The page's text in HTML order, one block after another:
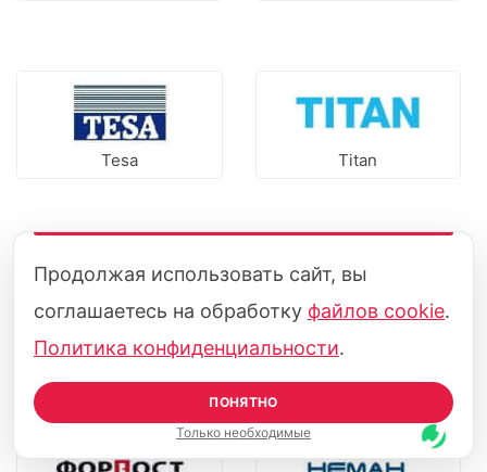
Tesa Titan
Продолжая использовать сайт, вы
соглашаетесь на обработку файлов cookie.
Политика конфиденциальности.
ПОНЯТНО
Только необходимые